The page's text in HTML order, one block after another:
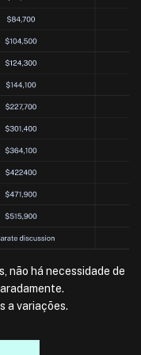
não há necessidade de
a variações.